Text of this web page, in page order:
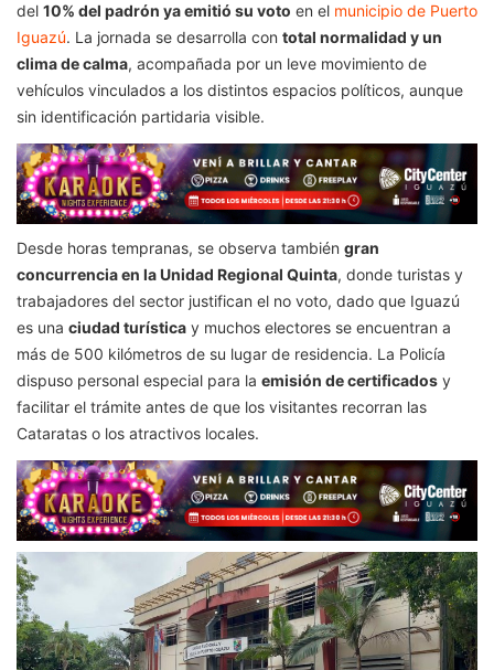
del 10% del padrón ya emitió su voto en el municipio de Puerto
Iguazú. La jornada se desarrolla con total normalidad y un
clima de calma, acompañada por un leve movimiento de
vehículos vinculados a los distintos espacios políticos, aunque
sin identificación partidaria visible.
Desde horas tempranas, se observa también gran
concurrencia en la Unidad Regional Quinta, donde turistas y
trabajadores del sector justifican el no voto, dado que Iguazú
es una ciudad turística y muchos electores se encuentran a
más de 500 kilómetros de su lugar de residencia. La Policía
dispuso personal especial para la emisión de certificados y
facilitar el trámite antes de que los visitantes recorran las
Cataratas o los atractivos locales.